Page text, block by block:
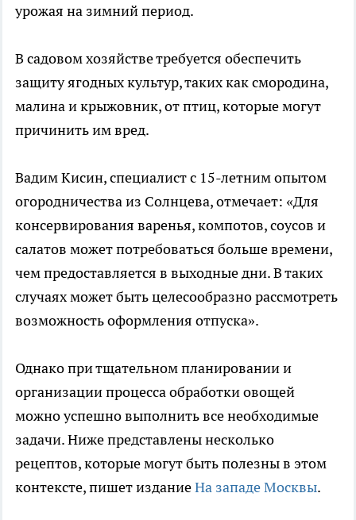
урожая на зимний период.
В садовом хозяйстве требуется обеспечить
защиту ягодных культур, таких как смородина,
малина и крыжовник, от птиц, которые могут
причинить им вред.
Вадим Кисин, специалист с 15-летним опытом
огородничества из Солнцева, отмечает: «Для
консервирования варенья, компотов, соусов и
салатов может потребоваться больше времени,
чем предоставляется в выходные дни. В таких
случаях может быть целесообразно рассмотреть
возможность оформления отпуска».
Однако при тщательном планировании и
организации процесса обработки овощей
можно успешно выполнить все необходимые
задачи. Ниже представлены несколько
рецептов, которые могут быть полезны в этом
контексте, пишет изданиеНа западе Москвы.